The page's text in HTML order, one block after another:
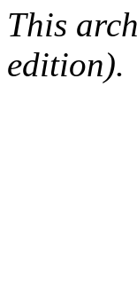
This
edition).